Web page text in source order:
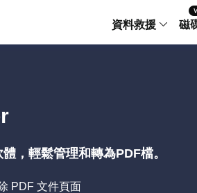
資料救援 磁
，輕鬆管理和轉為PDF檔。
PDF 文件頁面